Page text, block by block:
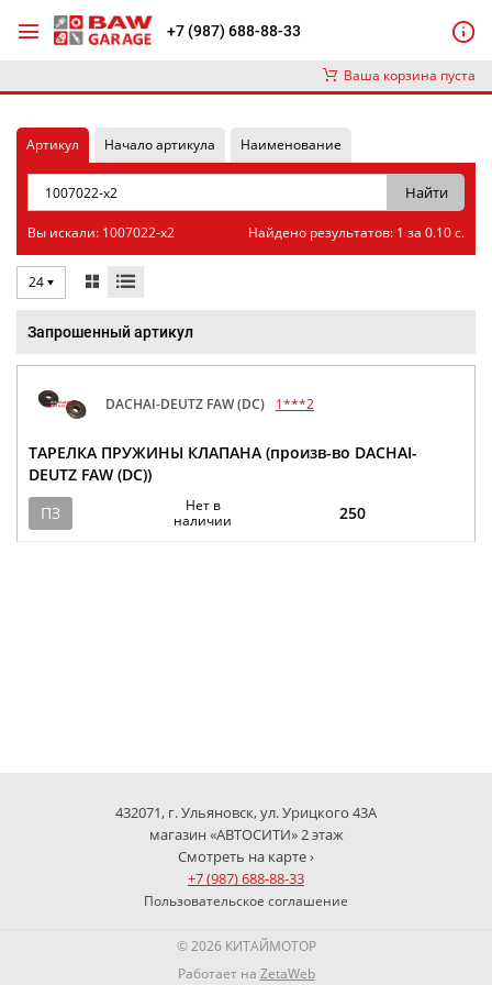
+7 (987) 688-88-33
Ваша корзина пуста
Артикул Начало артикула Наименование
Вы искали: 1007022-x2 Найдено результатов: 1 за 0.10 с.
24
Запрошенный артикул
DACHAI-DEUTZ FAW (DC) 1***2
ТАРЕЛКА ПРУЖИНЫ КЛАПАНА (произв-во DACHAI-
DEUTZ FAW (DC))
ПЗ
Нет в
наличии
250
432071, г. Ульяновск, ул. Урицкого 43А
магазин «АВТОСИТИ» 2 этаж
Смотреть на карте ›
+7 (987) 688-88-33
Пользовательское соглашение
© 2026 КИТАЙМОТОР
Работает на ZetaWeb